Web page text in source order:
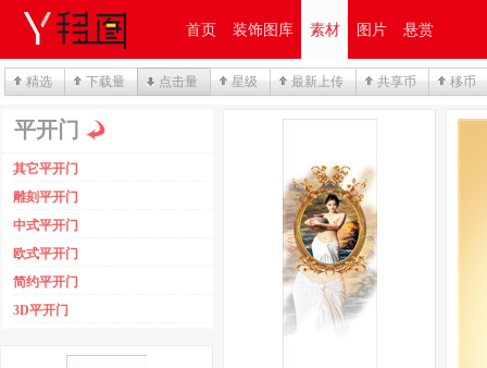
首页 装饰图库 素材 图片 悬赏
精选 下载量 点击量 星级 最新上传 共享币 移币
平开门
其它平开门
雕刻平开门
中式平开门
欧式平开门
简约平开门
3D平开门